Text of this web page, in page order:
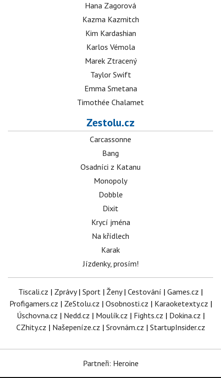
Hana Zagorová
Kazma Kazmitch
Kim Kardashian
Karlos Vémola
Marek Ztracený
Taylor Swift
Emma Smetana
Timothée Chalamet
Zestolu.cz
Carcassonne
Bang
Osadníci z Katanu
Monopoly
Dobble
Dixit
Krycí jména
Na křídlech
Karak
Jízdenky, prosím!
Tiscali.cz | Zprávy| Sport | Ženy| Cestování | Games.cz |
Profigamers.cz | ZeStolu.cz | Osobnosti.cz | Karaoketexty.cz |
Úschovna.cz | Nedd.cz | Moulík.cz | Fights.cz | Dokina.cz |
CZhity.cz | Našepeníze.cz | Srovnám.cz | StartupInsider.cz
Partneři: Heroine